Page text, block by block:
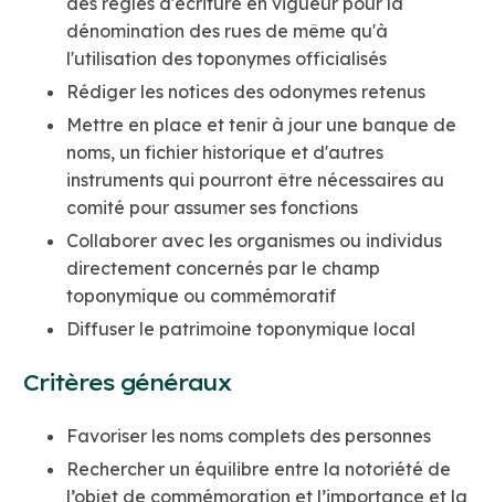
dénomination des rues de même qu'à
l'utilisation des toponymes officialisés
Rédiger les notices des odonymes retenus
Mettre en place et tenir à jour une banque de
noms, un fichier historique et d'autres
instruments qui pourront être nécessaires au
comité pour assumer ses fonctions
Collaborer avec les organismes ou individus
directement concernés par le champ
toponymique ou commémoratif
Diffuser le patrimoine toponymique local
Critères généraux
Favoriser les noms complets des personnes
Rechercher un équilibre entre la notoriété de
l’objet de commémoration et l’importance et la